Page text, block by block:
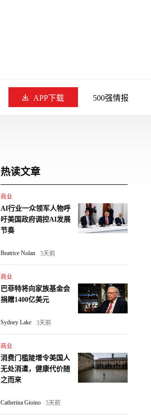
APP下载 500强情报
热读文章
商业
AI行业一众领军人物呼
吁美国政府调控AI发展
节奏
Beatrice Nolan 5天前
商业
巴菲特将向家族基金会
捐赠1400亿美元
Sydney Lake 3天前
商业
消费门槛陡增令美国人
无处消遣，健康代价随
之而来
Catherina Gioino 5天前